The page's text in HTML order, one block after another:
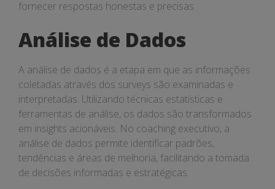
fornecer respostas honestas e precisas.
Análise de Dados
A análise de dados é a etapa em que as informações
coletadas através dos surveys são examinadas e
interpretadas. Utilizando técnicas estatísticas e
ferramentas de análise, os dados são transformados
em insights acionáveis. No coaching executivo, a
análise de dados permite identificar padrões,
tendências e áreas de melhoria, facilitando a tomada
de decisões informadas e estratégicas.